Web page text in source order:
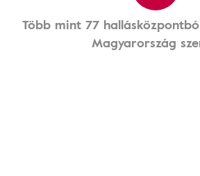
Több mint 77
Magyarország